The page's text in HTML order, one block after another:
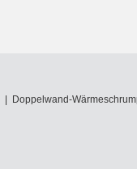
Doppelwand-